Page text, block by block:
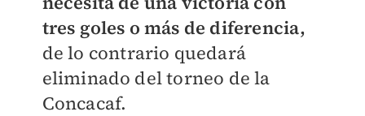
tres goles o más de diferencia,
de lo contrario quedará
eliminado del torneo de la
Concacaf.